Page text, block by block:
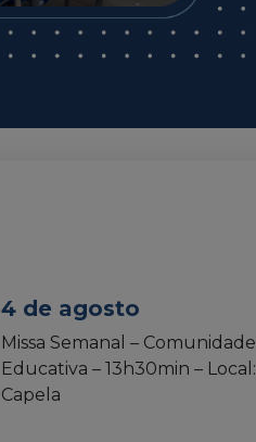
4 de agosto
Missa Semanal – Comunidade
Educativa – 13h30min – Local:
Capela